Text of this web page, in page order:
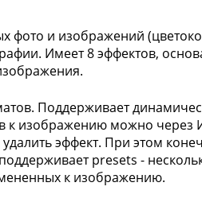
фото и изображений
Имеет 8 эффектов,
Поддерживает
к изображению можно через
эффект. При этом
presets -
к изображению.